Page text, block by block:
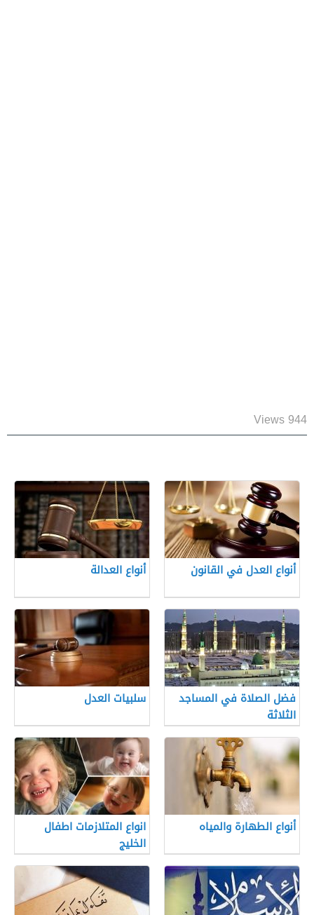
944 Views
أنواع العدل في القانون أنواع العدالة
فضل الصلاة في المساجد
الثلاثة
سلبيات العدل
أنواع الطهارة والمياه
انواع المتلازمات اطفال
الخليج